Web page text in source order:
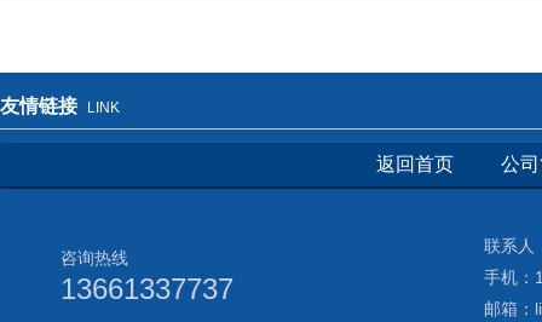
友情链接 LINK
返回首页 公
咨询热线
13661337737
联系
手机：
邮箱：